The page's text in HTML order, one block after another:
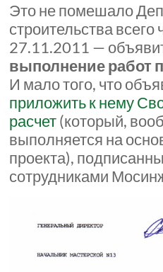
Это не помешало
строительства
27.11.2011 —
выполнение работ
И мало того, что
приложить к нему
расчет(который,
выполняется на
проекта),
сотрудниками